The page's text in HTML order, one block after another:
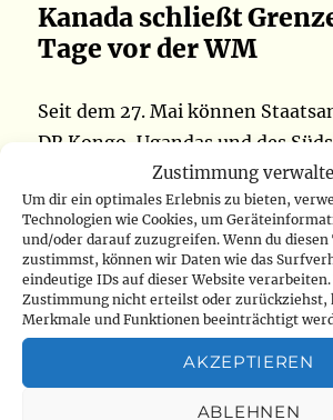
Zustimmung
Um dir ein optimales Erlebnis zu bieten,
Technologien wie Cookies, um
und/oder darauf zuzugreifen. Wenn du diesen
zustimmst, können wir Daten wie das
eindeutige IDs auf dieser Website verarbeiten.
Zustimmung nicht erteilst oder zurückziehst,
Merkmale und Funktionen beeinträchtigt
AKZEPTIEREN
ABLEHNEN
Kanada schließt
Tage vor der WM
Seit dem 27. Mai können
DR Kongo, Ugandas und des
mehr nach Kanada einreisen –
davon, ob sie ein gültiges Visum
Einwanderungsministerin Lena
klar, dass es sich um eine 90-
Aussetzung der
keine Annullierung bereits
Dokumente. Personen, die sich
Kanada aufhalten, werden nicht